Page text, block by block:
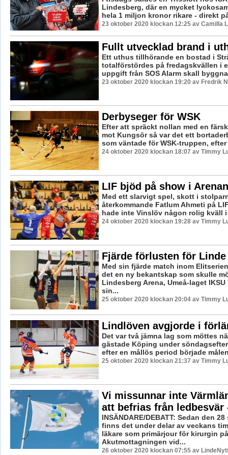
Lindesberg, där en mycket
hela 1 miljon kronor rikare - direkt
23 oktober 2020 klockan 12:25 av Camilla
Fullt utvecklad brand i
Ett uthus tillhörande en bostad i
totalförstördes på fredagskvällen i
uppgift från SOS Alarm skall
23 oktober 2020 klockan 19:20 av Fredrik
Derbyseger för WSK
Efter att spräckt nollan med en
mot Kungsör så var det ett
som väntade för WSK-truppen,
24 oktober 2020 klockan 18:07 av Timmy
LIF bjöd på show i Arenan
Med ett slarvigt spel, skott i
återkommande Fatlum Ahmeti på
hade inte Vinslöv någon rolig kväll
24 oktober 2020 klockan 19:28 av Timmy
Fjärde förlusten för Linde
Med sin fjärde match inom
det en ny bekantskap som skulle
Lindesberg Arena, Umeå-laget
sin...
25 oktober 2020 klockan 20:04 av Timmy
Lindlöven avgjorde i
Det var två jämna lag som möttes
gästade Köping under
efter en mållös period började
25 oktober 2020 klockan 21:37 av Timmy
Vi missunnar inte
att befrias från
INSÄNDARE/DEBATT: Sedan den
finns det under delar av veckans
läkare som primärjour för kirurgin på
Akutmottagningen vid...
26 oktober 2020 klockan 07:55 av